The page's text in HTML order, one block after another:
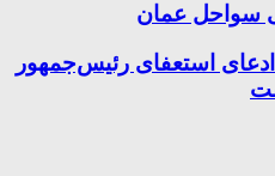
سواحل عمان
استعفای رئیس‌جمهور